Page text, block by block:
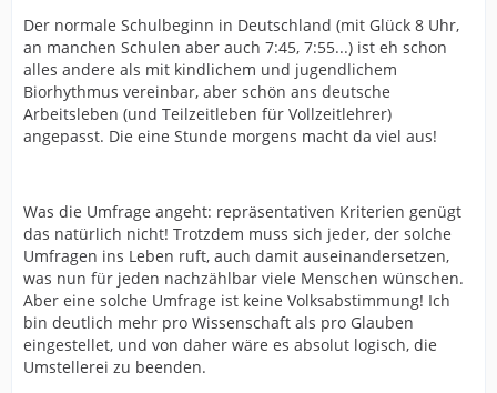
Der normale Schulbeginn in Deutschland (mit Glück 8 Uhr,
an manchen Schulen aber auch 7:45, 7:55...) ist eh schon
alles andere als mit kindlichem und jugendlichem
Biorhythmus vereinbar, aber schön ans deutsche
Arbeitsleben (und Teilzeitleben für Vollzeitlehrer)
angepasst. Die eine Stunde morgens macht da viel aus!
Was die Umfrage angeht: repräsentativen Kriterien genügt
das natürlich nicht! Trotzdem muss sich jeder, der solche
Umfragen ins Leben ruft, auch damit auseinandersetzen,
was nun für jeden nachzählbar viele Menschen wünschen.
Aber eine solche Umfrage ist keine Volksabstimmung! Ich
bin deutlich mehr pro Wissenschaft als pro Glauben
eingestellet, und von daher wäre es absolut logisch, die
Umstellerei zu beenden.